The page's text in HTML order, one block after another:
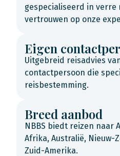
gespecialiseerd in verre
vertrouwen op onze
Eigen
Uitgebreid reisadvies
contactpersoon die
reisbestemming.
Breed aanbod
NBBS biedt reizen naar
Afrika, Australië, Nieuw-
Zuid-Amerika.